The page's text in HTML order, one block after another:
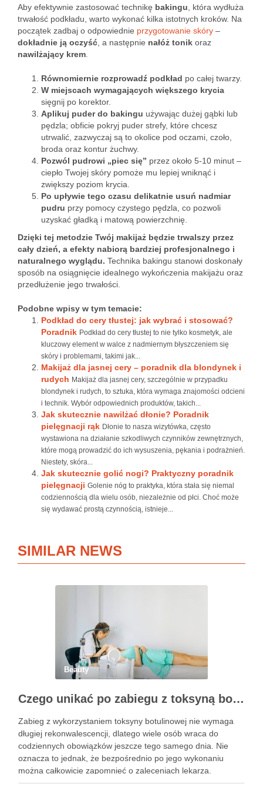
Aby efektywnie zastosować technikę bakingu , która wydłuża
trwałość podkładu, warto wykonać kilka istotnych kroków. Na
początek zadbaj o odpowiednie przygotowanie skóry –
dokładnie ją oczyść , a następnie nałóż tonik oraz
nawilżający krem
Równomiernie rozprowadź podkład po całej twarzy.
W miejscach wymagających większego krycia
sięgnij po korektor.
Aplikuj puder do bakingu używając dużej gąbki lub
pędzla; obficie pokryj puder strefy, które chcesz
utrwalić, zazwyczaj są to okolice pod oczami, czoło,
broda oraz kontur żuchwy.
Pozwól pudrowi „piec się” przez około 5-10 minut –
ciepło Twojej skóry pomoże mu lepiej wniknąć i
zwiększy poziom krycia.
Po upływie tego czasu delikatnie usuń nadmiar
pudru przy pomocy czystego pędzla, co pozwoli
uzyskać gładką i matową powierzchnię.
Dzięki tej metodzie Twój makijaż będzie trwalszy przez
cały dzień, a efekty nabiorą bardziej profesjonalnego i
naturalnego wyglądu. Technika bakingu stanowi doskonały
sposób na osiągnięcie idealnego wykończenia makijażu oraz
przedłużenie jego trwałości.
Podobne wpisy w tym temacie:
Podkład do cery tłustej: jak wybrać i stosować?
Poradnik Podkład do cery tłustej to nie tylko kosmetyk, ale
kluczowy element w walce z nadmiernym błyszczeniem się
skóry i problemami, takimi jak...
Makijaż dla jasnej cery – poradnik dla blondynek i
rudych Makijaż dla jasnej cery, szczególnie w przypadku
blondynek i rudych, to sztuka, która wymaga znajomości odcieni
i technik. Wybór odpowiednich produktów, takich...
Jak skutecznie nawilżać dłonie? Poradnik
pielęgnacji rąk Dłonie to nasza wizytówka, często
wystawiona na działanie szkodliwych czynników zewnętrznych,
które mogą prowadzić do ich wysuszenia, pękania i podrażnień.
Niestety, skóra...
Jak skutecznie golić nogi? Praktyczny poradnik
pielęgnacji Golenie nóg to praktyka, która stała się niemal
codziennością dla wielu osób, niezależnie od płci. Choć może
się wydawać prostą czynnością, istnieje...
SIMILAR NEWS
Beauty
Czego unikać po zabiegu z toksyną botulinową?
Zabieg z wykorzystaniem toksyny botulinowej nie wymaga
długiej rekonwalescencji, dlatego wiele osób wraca do
codziennych obowiązków jeszcze tego samego dnia. Nie
oznacza to jednak, że bezpośrednio po jego wykonaniu
można całkowicie zapomnieć o zaleceniach lekarza.
Pierwsze godziny i dni po zabiegu mają znaczenie dla